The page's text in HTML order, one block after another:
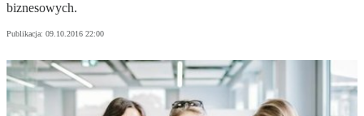
biznesowych.
Publikacja: 09.10.2016 22:00